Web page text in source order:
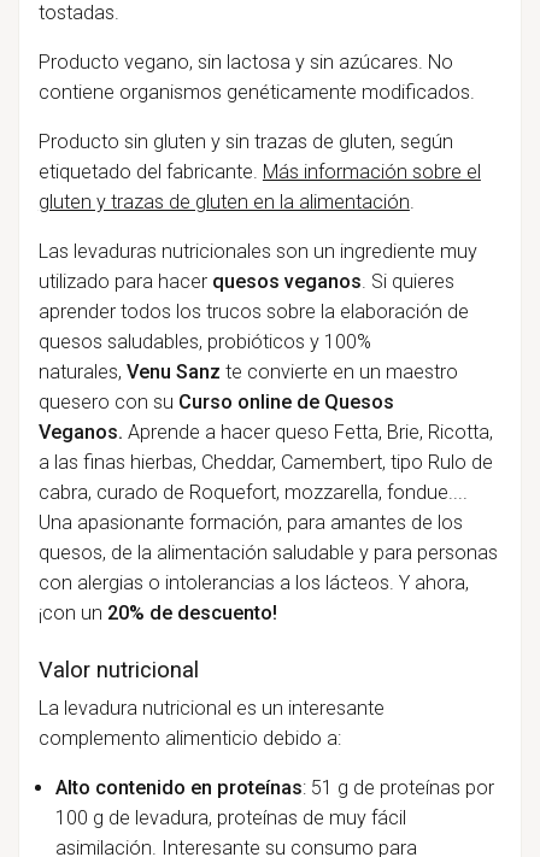
tostadas.
Producto vegano, sin lactosa y sin azúcares. No
contiene organismos genéticamente modificados.
Producto sin gluten y sin trazas de gluten, según
etiquetado del fabricante. Más información sobre el
gluten y trazas de gluten en la alimentación.
Las levaduras nutricionales son un ingrediente muy
utilizado para hacer quesos veganos. Si quieres
aprender todos los trucos sobre la elaboración de
quesos saludables, probióticos y 100%
naturales, Venu Sanz te convierte en un maestro
quesero con su Curso online de Quesos
Veganos. Aprende a hacer queso Fetta, Brie, Ricotta,
a las finas hierbas, Cheddar, Camembert, tipo Rulo de
cabra, curado de Roquefort, mozzarella, fondue....
Una apasionante formación, para amantes de los
quesos, de la alimentación saludable y para personas
con alergias o intolerancias a los lácteos. Y ahora,
¡con un 20% de descuento!
Valor nutricional
La levadura nutricional es un interesante
complemento alimenticio debido a:
Alto contenido en proteínas: 51 g de proteínas por
100 g de levadura, proteínas de muy fácil
asimilación. Interesante su consumo para